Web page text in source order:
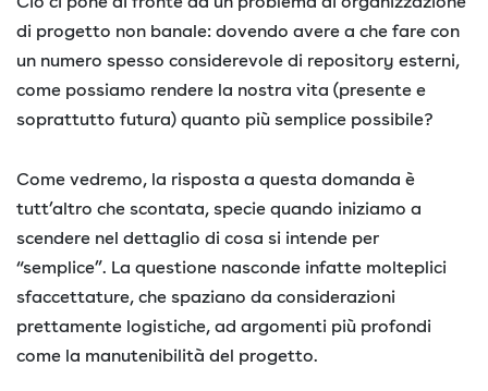
di progetto non banale: dovendo avere a che fare con
un numero spesso considerevole di repository esterni,
come possiamo rendere la nostra vita (presente e
soprattutto futura) quanto più semplice possibile?
Come vedremo, la risposta a questa domanda è
tutt’altro che scontata, specie quando iniziamo a
scendere nel dettaglio di cosa si intende per
“semplice”. La questione nasconde infatte molteplici
sfaccettature, che spaziano da considerazioni
prettamente logistiche, ad argomenti più profondi
come la manutenibilità del progetto.